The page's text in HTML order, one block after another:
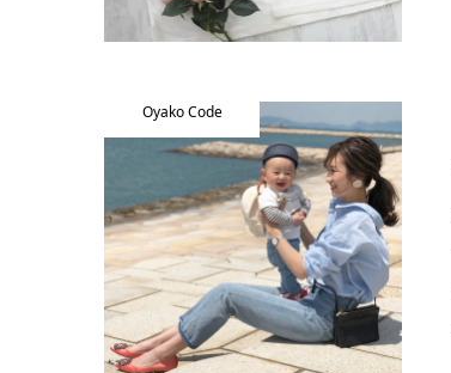
Oyako Code